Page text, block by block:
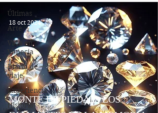
Últimas
Arte
Vida en
Venecia
Diario de
viaje
Experiencia
Historia
MONTE DE PIEDAD: LOS
18 oct 2024